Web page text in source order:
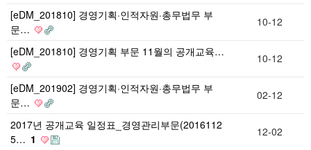
[eDM_201810] 경영기획·인적자원·총무법무 부
문…
10-12
[eDM_201810] 경영기획 부문 11월의 공개교육… 10-12
[eDM_201902] 경영기획·인적자원·총무법무 부
문…
02-12
2017년 공개교육 일정표_경영관리부문(2016112
5… 1
12-02